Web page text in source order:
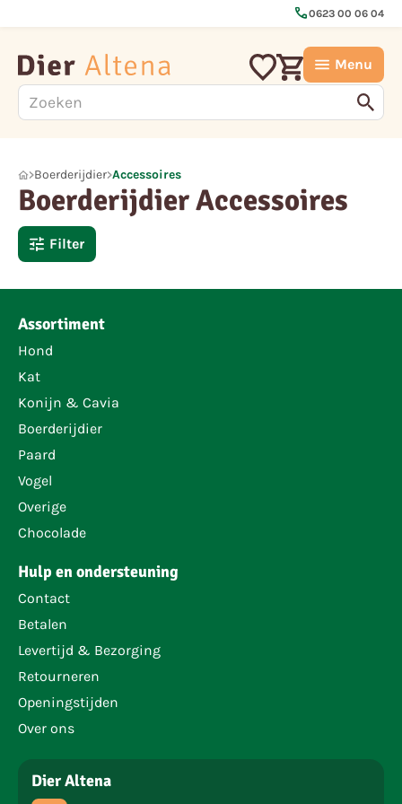
call0623 00 06 04
Menu
Boerderijdier Accessoires
Boerderijdier Accessoires
Filter
Assortiment
Hond
Kat
Konijn & Cavia
Boerderijdier
Paard
Vogel
Overige
Chocolade
Hulp en ondersteuning
Contact
Betalen
Levertijd & Bezorging
Retourneren
Openingstijden
Over ons
Dier Altena